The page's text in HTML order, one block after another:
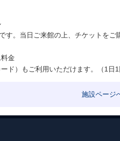
。当日ご来館の上、チケットをご
金
ド）もご利用いただけます。（1日1
施設ページ